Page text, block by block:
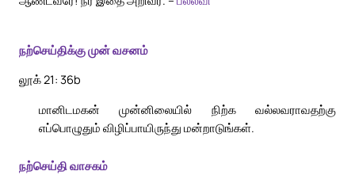
நற்செய்திக்கு முன் வசனம்
லூக் 21: 36b
மானிடமகன் முன்னிலையில் நிற்க வல்லவராவதற்கு
எப்பொழுதும் விழிப்பாயிருந்து மன்றாடுங்கள்.
நற்செய்தி வாசகம்